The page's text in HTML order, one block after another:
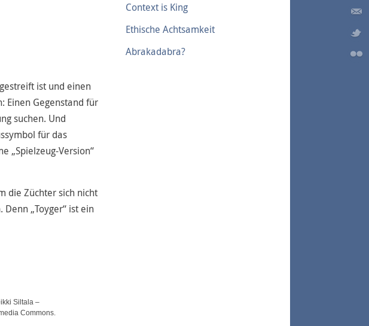
ist und einen
Einen Gegenstand für
suchen. Und
für das
„Spielzeug-Version“
die Züchter sich nicht
„Toyger“ ist ein
Siltala –
Commons.
Context is King
Ethische Achtsamkeit
Abrakadabra?